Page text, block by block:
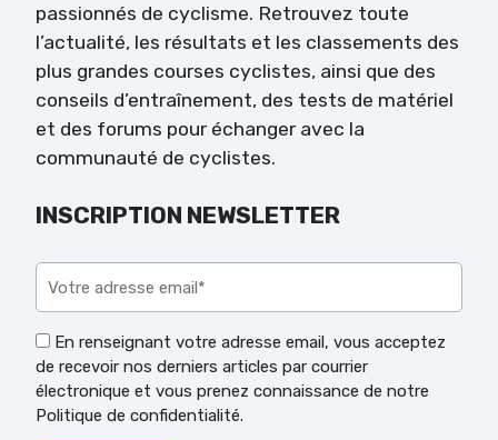
passionnés de cyclisme. Retrouvez toute
l’actualité, les résultats et les classements des
plus grandes courses cyclistes, ainsi que des
conseils d’entraînement, des tests de matériel
et des forums pour échanger avec la
communauté de cyclistes.
INSCRIPTION NEWSLETTER
En renseignant votre adresse email, vous acceptez
de recevoir nos derniers articles par courrier
électronique et vous prenez connaissance de notre
Politique de confidentialité.